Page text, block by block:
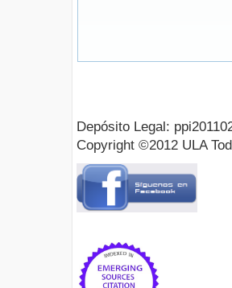
Depósito Legal:
Copyright ©2012 ULA